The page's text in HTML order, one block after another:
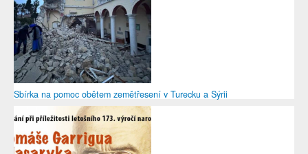
Sbírka na pomoc obětem zemětřesení v Turecku a Sýrii